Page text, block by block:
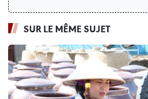
SUR LE MÊME SUJET